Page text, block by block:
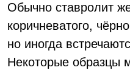
Обычно ставролит
коричневатого,
но иногда
Некоторые образцы